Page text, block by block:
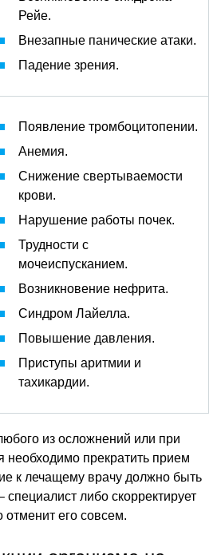
Рейе.
Внезапные панические атаки.
Падение зрения.
Появление тромбоцитопении.
Анемия.
Снижение свертываемости
крови.
Нарушение работы почек.
Трудности с
мочеиспусканием.
Возникновение нефрита.
Синдром Лайелла.
Повышение давления.
Приступы аритмии и
тахикардии.
из осложнений или при
необходимо прекратить прием
к лечащему врачу должно быть
либо скорректирует
отменит его совсем.